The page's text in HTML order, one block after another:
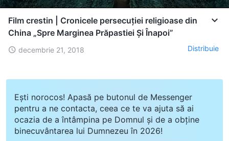
Film crestin | Cronicele persecuției religioase din
China „Spre Marginea Prăpastiei Și Înapoi”
decembrie 21, 2018 Distribuie
Ești norocos! Apasă pe butonul de Messenger
pentru a ne contacta, ceea ce te va ajuta să ai
ocazia de a întâmpina pe Domnul și de a obține
binecuvântarea lui Dumnezeu în 2026!